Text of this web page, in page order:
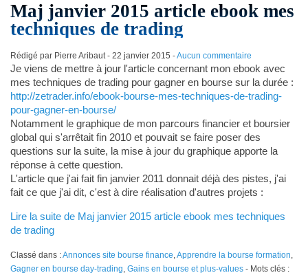
Maj janvier 2015 article ebook mes
techniques de trading
Rédigé par Pierre Aribaut - 22 janvier 2015 -Aucun commentaire
Je viens de mettre à jour l'article concernant mon ebook avec
mes techniques de trading pour gagner en bourse sur la durée :
http://zetrader.info/ebook-bourse-mes-techniques-de-trading-
pour-gagner-en-bourse/
Notamment le graphique de mon parcours financier et boursier
global qui s'arrêtait fin 2010 et pouvait se faire poser des
questions sur la suite, la mise à jour du graphique apporte la
réponse à cette question.
L'article que j'ai fait fin janvier 2011 donnait déjà des pistes, j'ai
fait ce que j'ai dit, c'est à dire réalisation d'autres projets :
Lire la suite de Maj janvier 2015 article ebook mes techniques
de trading
Classé dans :Annonces site bourse finance,Apprendre la bourse formation,
Gagner en bourse day-trading, Gains en bourse et plus-values- Mots clés :